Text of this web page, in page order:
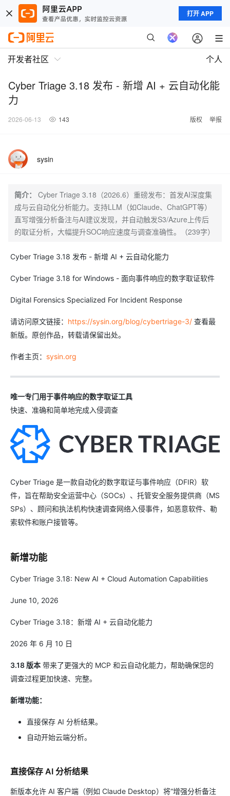
打开 APP
开发者社区 个人
Cyber Triage 3.18 发布 - 新增 AI + 云自动化能
力
2026-06-13 143 版权 举报
sysin
简介：
Cyber Triage 3.18（2026.6）重磅发布：首发AI深度集
成与云自动化分析能力。支持LLM（如Claude、ChatGPT等）
直写增强分析备注与AI建议发现，并自动触发S3/Azure上传后
的取证分析，大幅提升SOC响应速度与调查准确性。（239字）
Cyber Triage 3.18 发布 - 新增 AI + 云自动化能力
Cyber Triage 3.18 for Windows - 面向事件响应的数字取证软件
Digital Forensics Specialized For Incident Response
请访问原文链接： https://sysin.org/blog/cybertriage-3/ 查看最
新版。原创作品，转载请保留出处。
作者主页： sysin.org
唯一专门用于事件响应的数字取证工具
快速、准确和简单地完成入侵调查
Cyber Triage 是一款自动化的数字取证与事件响应（DFIR）软
件，旨在帮助安全运营中心（SOCs）、托管安全服务提供商（MS
SPs）、顾问和执法机构快速调查网络入侵事件，如恶意软件、勒
索软件和账户接管等。
新增功能
Cyber Triage 3.18: New AI + Cloud Automation Capabilities
June 10, 2026
Cyber Triage 3.18：新增 AI + 云自动化能力
2026 年 6 月 10 日
3.18 版本 带来了更强大的 MCP 和云自动化能力，帮助确保您的
调查过程更加快速、完整。
新增功能：
直接保存 AI 分析结果。
自动开始云端分析。
直接保存 AI 分析结果
新版本允许 AI 客户端（例如 Claude Desktop）将“增强分析备注